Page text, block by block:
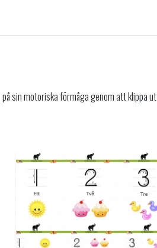
sin motoriska förmåga genom att klippa